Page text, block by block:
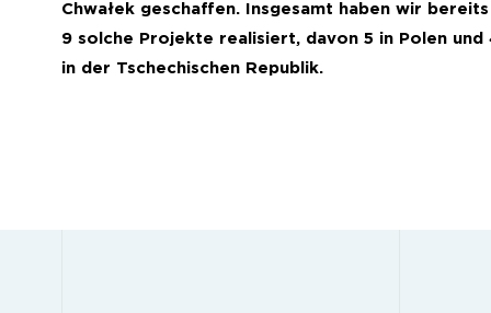
Chwałek geschaffen. Insgesamt haben wir bereits
9 solche Projekte realisiert, davon 5 in Polen und
in der Tschechischen Republik.